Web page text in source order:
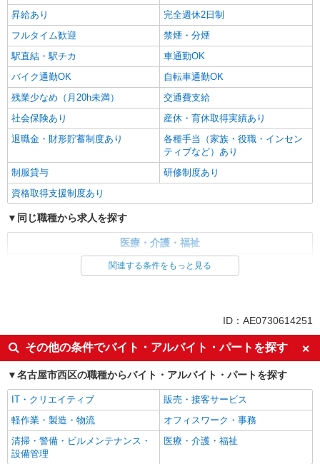
昇給あり
完全週休2日制
フルタイム歓迎
禁煙・分煙
駅直結・駅チカ
車通勤OK
バイク通勤OK
自転車通勤OK
残業少なめ（月20h未満）
交通費支給
社会保険あり
産休・育休取得実績あり
退職金・財形貯蓄制度あり
各種手当（家族・役職・インセン
ティブなど）あり
制服貸与
研修制度あり
資格取得支援制度あり
同じ職種から求人を探す
医療・介護・福祉
看護師・保健師・看護助手・助産師
ボーナス・賞与あり
車通勤OK
交通費支給
社会保険あり
産休・育休取得実績あり
関連する条件をもっと見る
ID：AE0730614251
その他の条件でバイト・アルバイト・パートを探す
名古屋市西区の職種からバイト・アルバイト・パートを探す
IT・クリエイティブ
販売・接客サービス
軽作業・製造・物流
オフィスワーク・事務
清掃・警備・ビルメンテナンス・
設備管理
医療・介護・福祉